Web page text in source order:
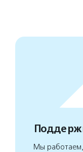
Мы работаем,